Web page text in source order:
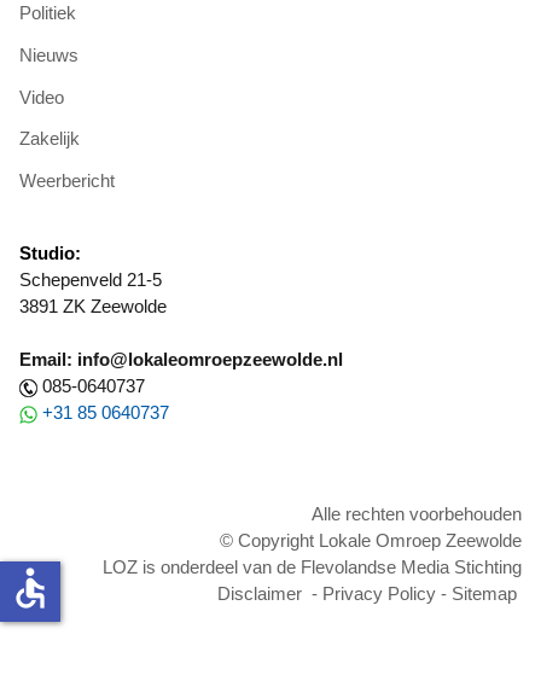
Politiek
Nieuws
Video
Zakelijk
Weerbericht
Studio:
Schepenveld 21-5
3891 ZK Zeewolde
Email: info@lokaleomroepzeewolde.nl
085-0640737
+31 85 0640737
Alle rechten voorbehouden
© Copyright Lokale Omroep Zeewolde
LOZ is onderdeel van de Flevolandse Media Stichting
Disclaimer - Privacy Policy - Sitemap
accessible